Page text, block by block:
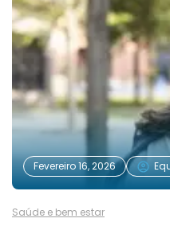
Fevereiro 16, 2026
Saúde e bem estar